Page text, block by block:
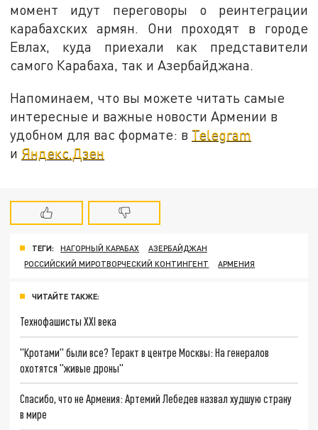
момент идут переговоры о реинтеграции
карабахских армян. Они проходят в городе
Евлах, куда приехали как представители
самого Карабаха, так и Азербайджана.
Напоминаем, что вы можете читать самые
интересные и важные новости Армении в
удобном для вас формате: в Telegram
и Яндекс.Дзен
ТЕГИ: НАГОРНЫЙ КАРАБАХ
АЗЕРБАЙДЖАН
РОССИЙСКИЙ МИРОТВОРЧЕСКИЙ КОНТИНГЕНТ
АРМЕНИЯ
ЧИТАЙТЕ ТАКЖЕ:
Технофашисты XXI века
"Кротами" были все? Теракт в центре Москвы: На генералов
охотятся "живые дроны"
Спасибо, что не Армения: Артемий Лебедев назвал худшую страну
в мире